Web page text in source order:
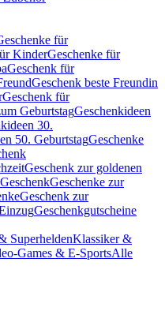
für
KinderGeschenke für
Geschenk für
Geschenk beste Freundin
Geschenk für
GeburtstagGeschenkideen
30.
50. GeburtstagGeschenke
Geschenk zur goldenen
Geschenke zur
Geschenk zur
Geschenkgutscheine
SuperheldenKlassiker &
Games & E-SportsAlle